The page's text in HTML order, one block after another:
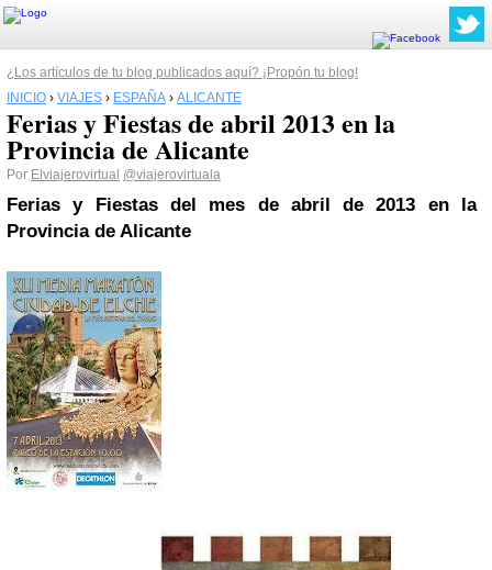
¿Los artículos de tu blog publicados aquí? ¡Propón tu blog!
INICIO › VIAJES › ESPAÑA › ALICANTE
Ferias y Fiestas de abril 2013 en la
Provincia de Alicante
Por Elviajerovirtual @viajerovirtuala
Ferias y Fiestas del mes de abril de 2013
en la
Provincia de Alicante